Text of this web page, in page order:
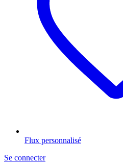
Flux personnalisé
Se connecter